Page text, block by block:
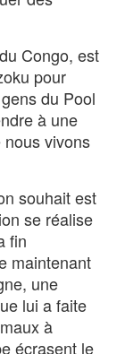
Congo, est
pour
du Pool
à une
vivons
souhait est
se réalise
fin
maintenant
une
lui a faite
à
écrasent le